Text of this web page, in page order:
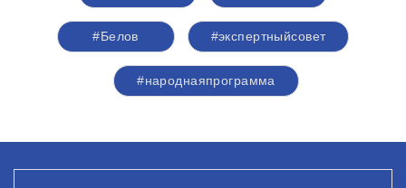
#Белов #экспертныйсовет
#народнаяпрограмма